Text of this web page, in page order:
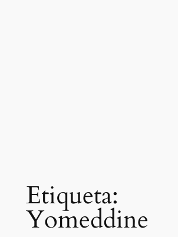
Etiqueta:
Yomeddine